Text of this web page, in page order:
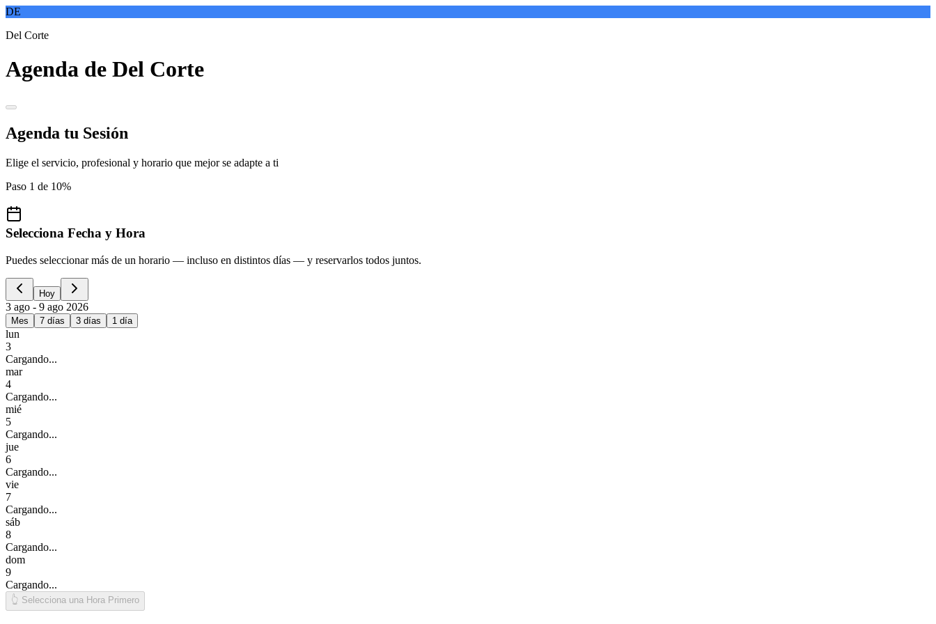
DE
Del Corte
Agenda de Del Corte
Agenda tu Sesión
Elige el servicio, profesional y horario que mejor se adapte a ti
Paso 1 de 10%
Selecciona Fecha y Hora
Puedes seleccionar más de un horario — incluso en distintos días — y reservarlos todos juntos.
Hoy
3 ago - 9 ago 2026
Mes 7 días 3 días 1 día
lun
3
Cargando...
mar
4
Cargando...
mié
5
Cargando...
jue
6
Cargando...
vie
7
Cargando...
sáb
8
Cargando...
dom
9
Cargando...
👆 Selecciona una Hora Primero